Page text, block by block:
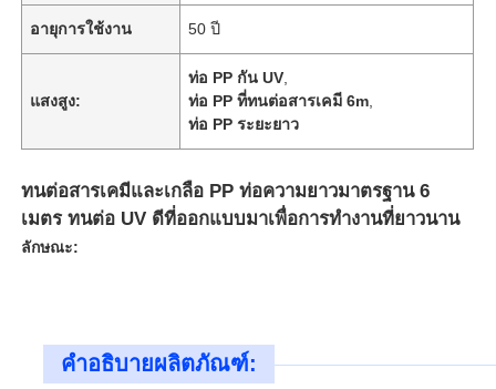
อายุการใช้งาน 50 ปี
แสงสูง:
ท่อ PP กัน UV
ท่อ PP ที่ทนต่อสารเคมี 6m
ท่อ PP ระยะยาว
ทนต่อสารเคมีและเกลือ PP ท่อความยาวมาตรฐาน 6
เมตร ทนต่อ UV ดีที่ออกแบบมาเพื่อการทํางานที่ยาวนาน
ลักษณะ:
คำอธิบายผลิตภัณฑ์: